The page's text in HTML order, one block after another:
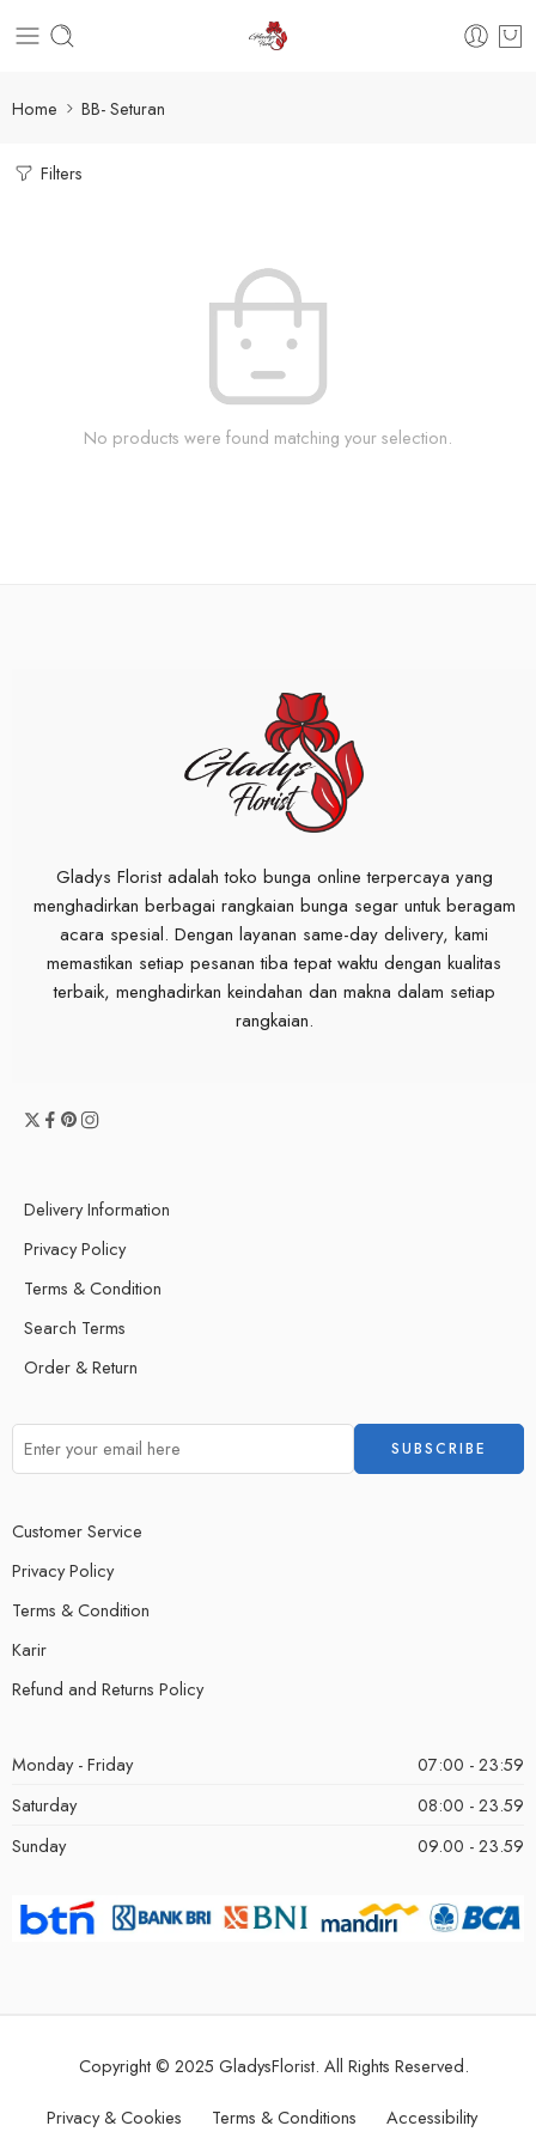
Home BB- Seturan
Filters
No products were found matching your selection.
Gladys Florist adalah toko bunga online terpercaya yang
menghadirkan berbagai rangkaian bunga segar untuk beragam
acara spesial. Dengan layanan same-day delivery, kami
memastikan setiap pesanan tiba tepat waktu dengan kualitas
terbaik, menghadirkan keindahan dan makna dalam setiap
rangkaian.
Delivery Information
Privacy Policy
Terms & Condition
Search Terms
Order & Return
Customer Service
Privacy Policy
Terms & Condition
Karir
Refund and Returns Policy
Monday - Friday
07:00 - 23:59
Saturday
08:00 - 23.59
Sunday
09.00 - 23.59
Copyright © 2025 GladysFlorist. All Rights Reserved.
Privacy & Cookies Terms & Conditions Accessibility